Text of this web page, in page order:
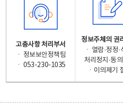
고충사항 처리부서
ㆍ 정보보안정책팀
ㆍ 053-230-1035
정보주체의 권
ㆍ 열람·정정·
처리정지·동
ㆍ이의제기